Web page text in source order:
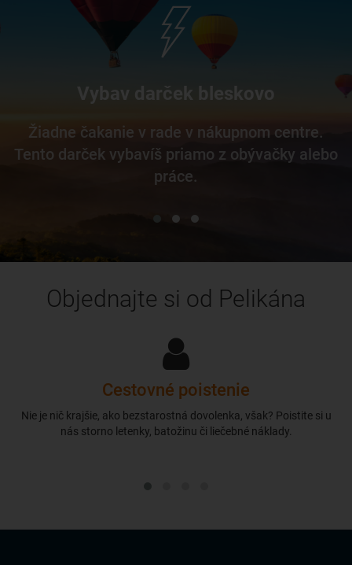
Vybav darček bleskovo
Žiadne čakanie v rade v nákupnom centre.
Tento darček vybavíš priamo z obývačky alebo
práce.
Objednajte si od Pelikána
Cestovné poistenie
Nie je nič krajšie, ako bezstarostná dovolenka, však? Poistite si u
nás storno letenky, batožinu či liečebné náklady.